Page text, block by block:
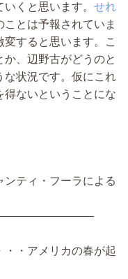
くと思います。 せれ
ことは予報されていま
すると思います。こ
、辺野古がどうのと
な状況です。仮にこれ
得ないということにな
ティ・フーラによる
・アメリカの春が起